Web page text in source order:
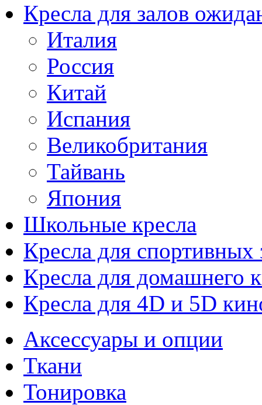
Кресла для залов
Италия
Россия
Китай
Испания
Великобритания
Тайвань
Япония
Школьные кресла
Кресла для спортивных
Кресла для домашнего
Кресла для 4D и 5D
Аксессуары и опции
Ткани
Тонировка